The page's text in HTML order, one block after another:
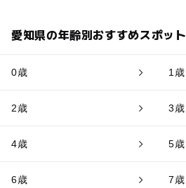
愛知県の年齢別おすすめスポット
0歳 1歳
2歳 3歳
4歳 5歳
6歳 7歳